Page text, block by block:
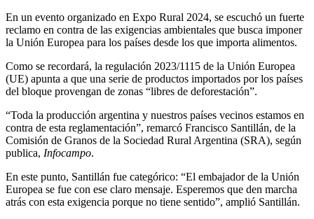
En un evento organizado en Expo Rural 2024, se escuchó un fuerte
reclamo en contra de las exigencias ambientales que busca imponer
la Unión Europea para los países desde los que importa alimentos.
Como se recordará, la regulación 2023/1115 de la Unión Europea
(UE) apunta a que una serie de productos importados por los países
del bloque provengan de zonas “libres de deforestación”.
“Toda la producción argentina y nuestros países vecinos estamos en
contra de esta reglamentación”, remarcó Francisco Santillán, de la
Comisión de Granos de la Sociedad Rural Argentina (SRA), según
publica, Infocampo.
En este punto, Santillán fue categórico: “El embajador de la Unión
Europea se fue con ese claro mensaje. Esperemos que den marcha
atrás con esta exigencia porque no tiene sentido”, amplió Santillán.